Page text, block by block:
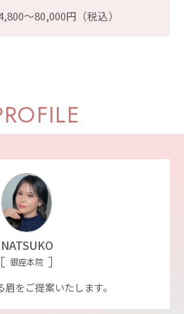
〜80,000円（税込）
NATSUKO
銀座本院
をご提案いたします。